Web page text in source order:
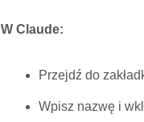
W Claude:
Przejdź do
Wpisz nazwę i